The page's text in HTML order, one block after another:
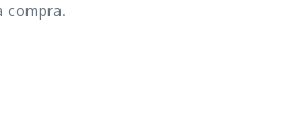
compra.